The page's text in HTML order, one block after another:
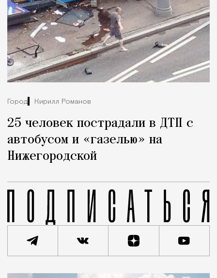
Город Кирилл Романов
25 человек пострадали в ДТП с
автобусом и «газелью» на
Нижегородской